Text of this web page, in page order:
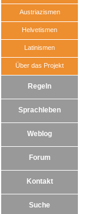
Austriazismen
Helvetismen
Latinismen
Über das Projekt
Regeln
Sprachleben
Weblog
Forum
Kontakt
Suche